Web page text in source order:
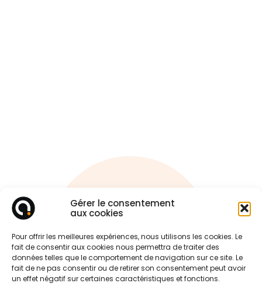
Gérer le consentement
aux cookies
Pour offrir les meilleures expériences, nous utilisons les cookies. Le
fait de consentir aux cookies nous permettra de traiter des
données telles que le comportement de navigation sur ce site. Le
fait de ne pas consentir ou de retirer son consentement peut avoir
un effet négatif sur certaines caractéristiques et fonctions.
Demandez
un devis facilement !
Parlez-nous de votre projet